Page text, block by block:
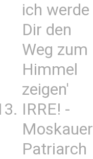
ich werde
Dir den
Weg zum
Himmel
zeigen'
IRRE! -
Moskauer
Patriarch